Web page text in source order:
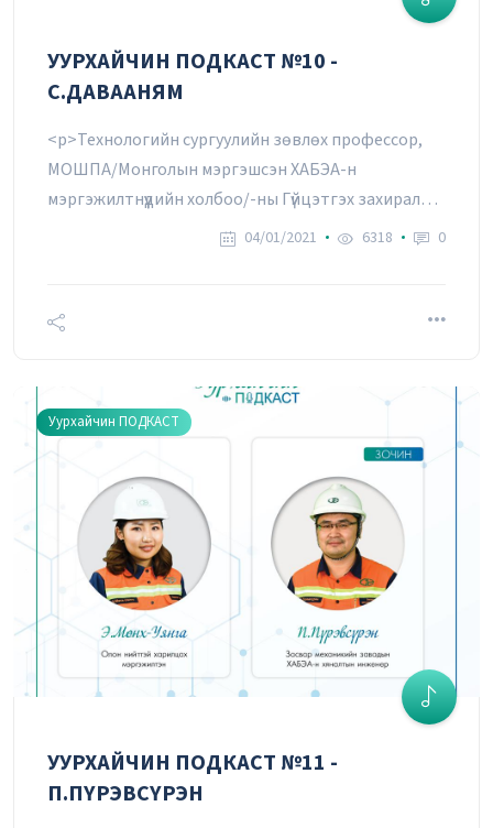
УУРХАЙЧИН ПОДКАСТ №10 -
С.ДАВААНЯМ
<p>Технологийн сургуулийн зөвлөх профессор,
МОШПА/Монголын мэргэшсэн ХАБЭА-н
мэргэжилтнүүдийн холбоо/-ны Гүйцэтгэх захирал
С.ДАВААНЯМ: Хүний амь нас, эрүүл мэндийг хамгаалах
04/01/2021 6318 0
Уурхайчин ПОДКАСТ
УУРХАЙЧИН ПОДКАСТ №11 -
П.ПҮРЭВСҮРЭН